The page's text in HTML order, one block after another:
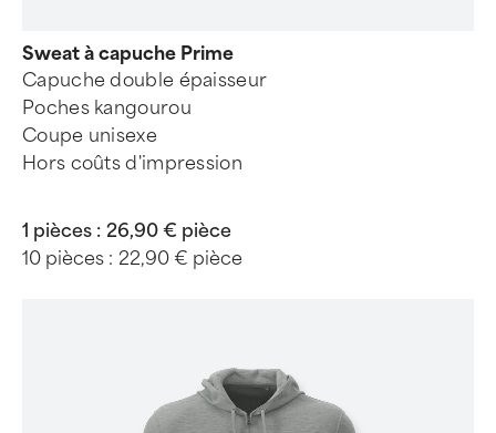
Sweat à capuche Prime
Capuche double épaisseur
Poches kangourou
Coupe unisexe
Hors coûts d'impression
1 pièces : 26,90 € pièce
10 pièces : 22,90 € pièce